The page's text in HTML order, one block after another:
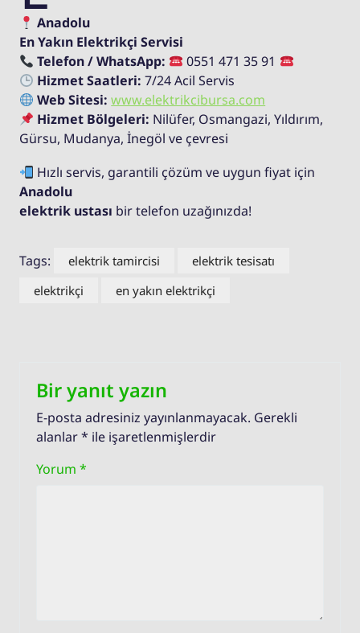
Anadolu
En Yakın Elektrikçi Servisi
Telefon / WhatsApp:
0551 471 35 91
Hizmet Saatleri: 7/24 Acil Servis
Web Sitesi: www.elektrikcibursa.com
Hizmet Bölgeleri: Nilüfer, Osmangazi, Yıldırım,
Gürsu, Mudanya, İnegöl ve çevresi
Hızlı servis, garantili çözüm ve uygun fiyat için
Anadolu
elektrik ustası bir telefon uzağınızda!
Tags: elektrik tamircisi
elektrik tesisatı
elektrikçi
en yakın elektrikçi
Bir yanıt yazın
E-posta adresiniz yayınlanmayacak. Gerekli
alanlar* ile işaretlenmişlerdir
Yorum *